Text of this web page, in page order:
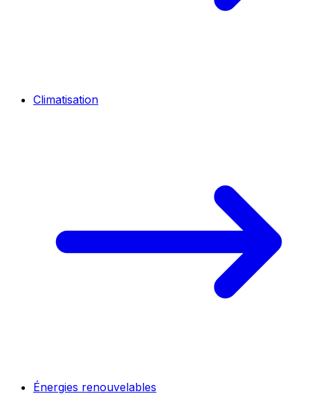
Climatisation
Énergies renouvelables